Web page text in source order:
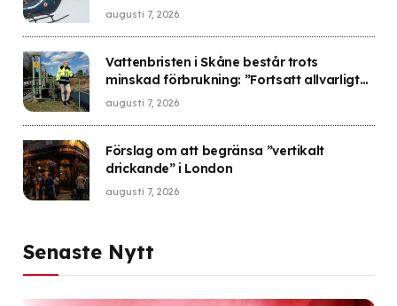
augusti 7, 2026
Vattenbristen i Skåne består trots
minskad förbrukning: ”Fortsatt allvarligt
läge”
augusti 7, 2026
Förslag om att begränsa ”vertikalt
drickande” i London
augusti 7, 2026
Senaste Nytt